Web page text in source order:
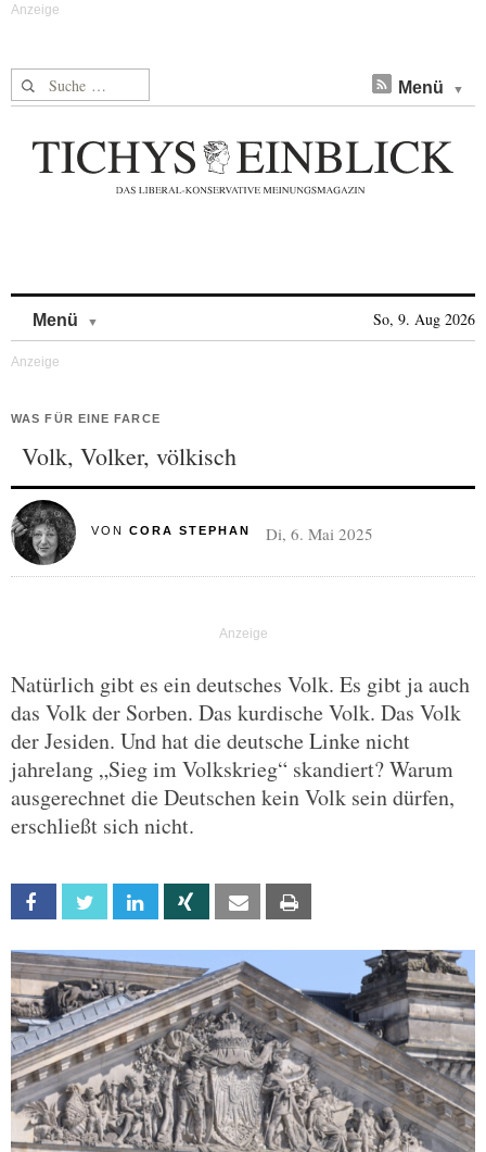
Suche nach: Menü
Menü So, 9. Aug 2026
WAS FÜR EINE FARCE
Volk, Volker, völkisch
VON CORA STEPHAN Di, 6. Mai 2025
Natürlich gibt es ein deutsches Volk. Es gibt ja auch
das Volk der Sorben. Das kurdische Volk. Das Volk
der Jesiden. Und hat die deutsche Linke nicht
jahrelang „Sieg im Volkskrieg“ skandiert? Warum
ausgerechnet die Deutschen kein Volk sein dürfen,
erschließt sich nicht.
Facebook Twitter Linkedin Xing Email